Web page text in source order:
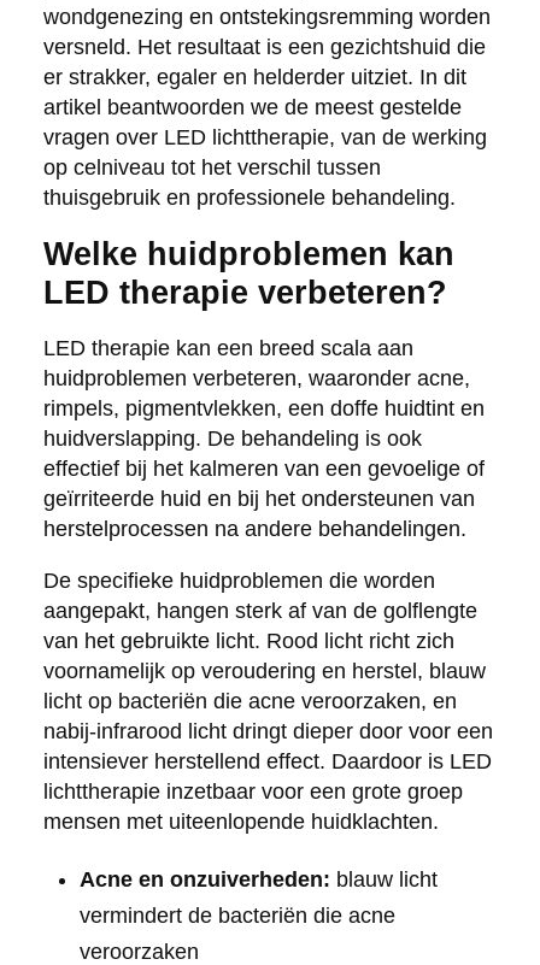
wondgenezing en ontstekingsremming worden
versneld. Het resultaat is een gezichtshuid die
er strakker, egaler en helderder uitziet. In dit
artikel beantwoorden we de meest gestelde
vragen over LED lichttherapie, van de werking
op celniveau tot het verschil tussen
thuisgebruik en professionele behandeling.
Welke huidproblemen kan
LED therapie verbeteren?
LED therapie kan een breed scala aan
huidproblemen verbeteren, waaronder acne,
rimpels, pigmentvlekken, een doffe huidtint en
huidverslapping. De behandeling is ook
effectief bij het kalmeren van een gevoelige of
geïrriteerde huid en bij het ondersteunen van
herstelprocessen na andere behandelingen.
De specifieke huidproblemen die worden
aangepakt, hangen sterk af van de golflengte
van het gebruikte licht. Rood licht richt zich
voornamelijk op veroudering en herstel, blauw
licht op bacteriën die acne veroorzaken, en
nabij-infrarood licht dringt dieper door voor een
intensiever herstellend effect. Daardoor is LED
lichttherapie inzetbaar voor een grote groep
mensen met uiteenlopende huidklachten.
Acne en onzuiverheden: blauw licht
vermindert de bacteriën die acne
veroorzaken